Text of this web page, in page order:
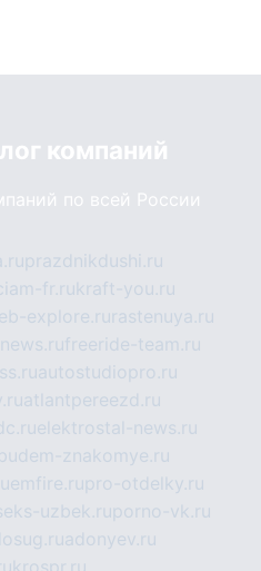
компаний
по всей России
prazdnikdushi.ru
fr.rukraft-you.ru
explore.ru rastenuya.ru
freeride-team.ru
autostudiopro.ru
atlantpereezd.ru
elektrostal-news.ru
budem-znakomye.ru
emfire.rupro-otdelky.ru
uzbek.ruporno-vk.ru
adonyev.ru